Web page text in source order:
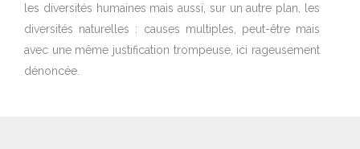
les diversités humaines mais aussi, sur un autre plan, les
diversités naturelles : causes multiples, peut-être mais
avec une même justification trompeuse, ici rageusement
dénoncée.